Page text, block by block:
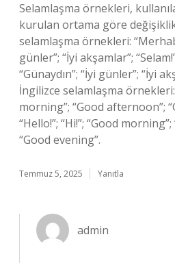
Selamlaşma örnekleri,
kurulan ortama göre
selamlaşma örnekleri:
günler”; “İyi akşamlar”;
“Günaydın”; “İyi günler”; “İyi
İngilizce selamlaşma örnekleri:
morning”; “Good afternoon”;
“Hello!”; “Hi!”; “Good
“Good evening”.
Temmuz 5, 2025 Yanıtla
admin